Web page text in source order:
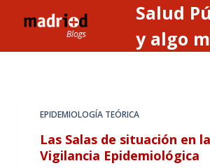
l
Salud
y algo
EPIDEMIOLOGÍA TEÓRICA
Las Salas de situación en la
Vigilancia Epidemiológica